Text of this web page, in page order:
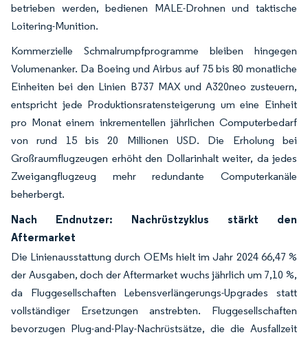
betrieben werden, bedienen MALE-Drohnen und taktische
Loitering-Munition.
Kommerzielle Schmalrumpfprogramme bleiben hingegen
Volumenanker. Da Boeing und Airbus auf 75 bis 80 monatliche
Einheiten bei den Linien B737 MAX und A320neo zusteuern,
entspricht jede Produktionsratensteigerung um eine Einheit
pro Monat einem inkrementellen jährlichen Computerbedarf
von rund 15 bis 20 Millionen USD. Die Erholung bei
Großraumflugzeugen erhöht den Dollarinhalt weiter, da jedes
Zweigangflugzeug mehr redundante Computerkanäle
beherbergt.
Nach Endnutzer: Nachrüstzyklus stärkt den
Aftermarket
Die Linienausstattung durch OEMs hielt im Jahr 2024 66,47 %
der Ausgaben, doch der Aftermarket wuchs jährlich um 7,10 %,
da Fluggesellschaften Lebensverlängerungs-Upgrades statt
vollständiger Ersetzungen anstrebten. Fluggesellschaften
bevorzugen Plug-and-Play-Nachrüstsätze, die die Ausfallzeit